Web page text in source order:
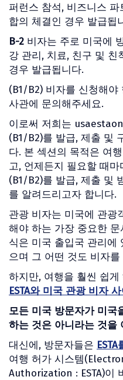
퍼런스 참석, 비즈니스
합의 체결인 경우 발급됩
B-2 비자는 주로 미국에
강 관리, 치료, 친구 및 친
경우 발급됩니다.
(B1/B2) 비자를 신청해야
사관에 문의해주세요.
이로써 저희는
(B1/B2)를 발급, 제출 및
다. 본 섹션의 목적은 여
고, 언제든지 필요할 때
(B1/B2)를 발급, 제출 및
를 알려드리고자 합니다.
관광 비자는 미국에 관광
해야 하는 가장 중요한
식은 미국 출입국 관리에
으며 그 어떤 것도 비자
하지만, 여행을 훨씬 쉽게
ESTA와 미국 관광 비자
모든 미국 방문자가 미국
하는 것은 아니라는 것을
대신에, 방문자들은
여행 허가 시스템
Authorization : ESTA)이